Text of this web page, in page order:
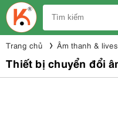
Trang chủ Âm thanh &
Thiết bị chuyển đổi